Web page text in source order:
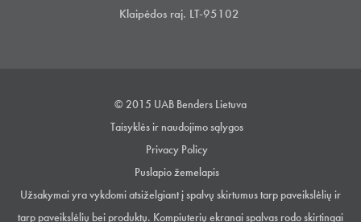
Klaipėdos raj. LT-95102
© 2015 UAB Benders Lietuva
Taisyklės ir naudojimo sąlygos
Privacy Policy
Puslapio žemelapis
Užsakymai yra vykdomi atsiželgiant į spalvų skirtumus tarp paveikslėlių ir
tarp paveikslėlių bei produktų. Kompiuterių ekranai spalvas rodo skirtingai